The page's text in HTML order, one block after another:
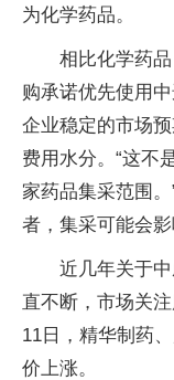
为化学药品。
相比化学药
购承诺优先使用
企业稳定的市场
费用水分。“这不
家药品集采范围
者，集采可能会
近几年关于
直不断，市场关
11日，精华制药
价上涨。